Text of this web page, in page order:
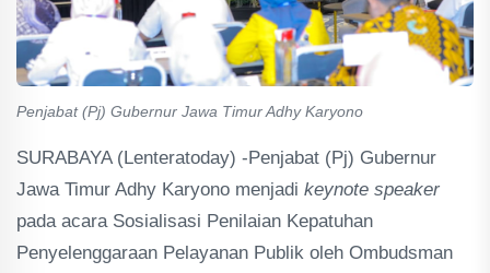
Penjabat (Pj) Gubernur Jawa Timur Adhy Karyono
SURABAYA (Lenteratoday) -Penjabat (Pj) Gubernur
Jawa Timur Adhy Karyono menjadi keynote speaker
pada acara Sosialisasi Penilaian Kepatuhan
Penyelenggaraan Pelayanan Publik oleh Ombudsman